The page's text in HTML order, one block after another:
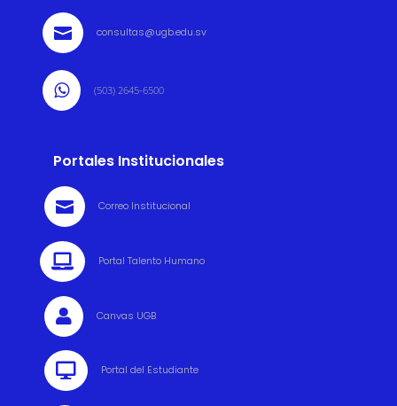
 consultas@ugb.edu.sv
 (503) 2645-6500
Portales Institucionales
 Correo Institucional
 Portal Talento Humano
 Canvas UGB
 Portal del Estudiante